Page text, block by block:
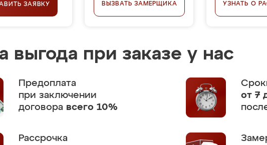
ЗАЯВКУ ВЫЗВАТЬ ЗАМЕРЩИКА УЗНАТЬ О
выгода при заказе у нас
Предоплата
при заключении
договора всего 10%
от 7
Рассрочка